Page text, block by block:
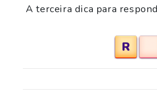
A terceira dica para
R